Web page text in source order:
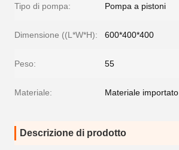
Tipo di pompa: Pompa a pistoni
Dimensione ((L*W*H): 600*400*400
Peso: 55
Materiale: Materiale importato
Descrizione di prodotto